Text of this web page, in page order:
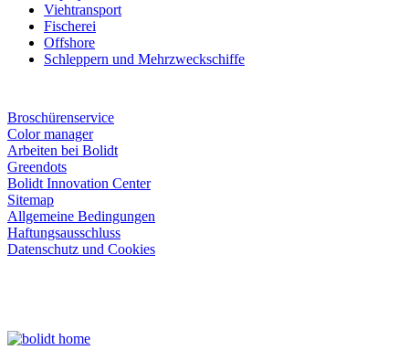
Viehtransport
Fischerei
Offshore
Schleppern und Mehrzweckschiffe
Broschürenservice
Color manager
Arbeiten bei Bolidt
Greendots
Bolidt Innovation Center
Sitemap
Allgemeine Bedingungen
Haftungsausschluss
Datenschutz und Cookies